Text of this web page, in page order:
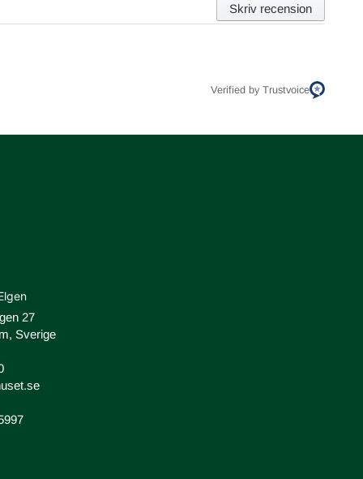
Skriv recension
Verified by Trustvoice
27
Sverige